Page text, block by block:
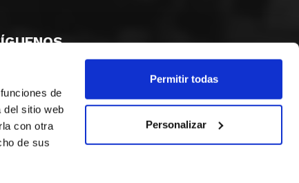
de
del sitio web
con otra
de sus
Permitir todas
Personalizar